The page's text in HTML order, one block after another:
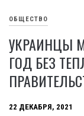
ОБЩЕСТВО
УКРАИНЦЫ
ГОД БЕЗ
22 ДЕКАБРЯ, 2021